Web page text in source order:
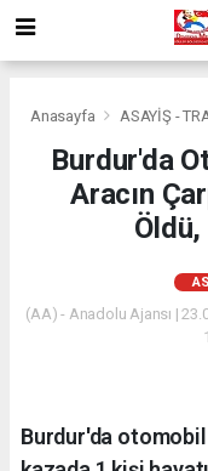
Anasayfa ASAYİŞ -
Burdur'da
Aracın
Öldü,
(AA) - Anadolu Ajansı |
Burdur'da otomobil